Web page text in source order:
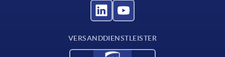
VERSANDDIENSTLEISTER